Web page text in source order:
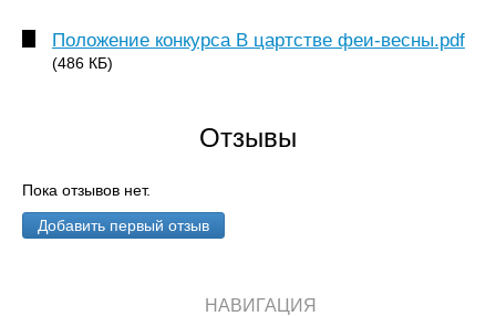
Положение конкурса В цартстве феи-весны.pdf
(486 КБ)
Отзывы
Пока отзывов нет.
Добавить первый отзыв
НАВИГАЦИЯ